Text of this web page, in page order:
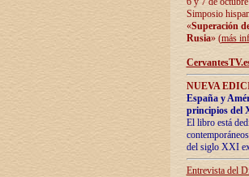
Simposio
«Superación
Rusia» (más
NUEVA
España y
principios del
El libro está
del siglo XXI
Entrevista del